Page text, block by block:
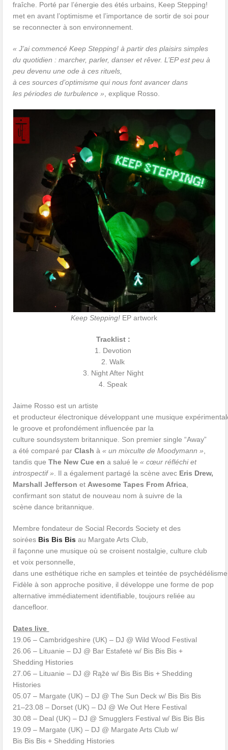
fraîche. Porté par l’énergie des étés urbains, Keep Stepping!
met en avant l’optimisme et l’importance de sortir de soi pour
se reconnecter à son environnement.
« J’ai commencé Keep Stepping! à partir des plaisirs simples
du quotidien : marcher, parler, danser et rêver. L’EP est peu à
peu devenu une ode à ces rituels,
à ces sources d’optimisme qui nous font avancer dans
les périodes de turbulence » , explique Rosso.
Keep Stepping! EP artwork
Tracklist :
1. Devotion
2. Walk
3. Night After Night
4. Speak
Jaime Rosso est un artiste
et producteur électronique développant une musique
le groove et profondément influencée par la
culture soundsystem britannique. Son premier single “Away”
a été comparé parClash à« un mixculte de Moodymann »
tandis queThe New Cue en a salué le« cœur réfléchi et
introspectif » . Il a également partagé la scène avec Eris Drew,
Marshall Jeffersonet Awesome Tapes From Africa
confirmant son statut de nouveau nom à suivre de la
scène dance britannique.
Membre fondateur de Social Records Society et des
soirées Bis Bis Bis au Margate Arts Club,
il façonne une musique où se croisent nostalgie, culture club
et voix personnelle,
dans une esthétique riche en samples et teintée de
Fidèle à son approche positive, il développe une forme de pop
alternative immédiatement identifiable, toujours reliée au
dancefloor.
Dates live
19.06 – Cambridgeshire (UK) – DJ @ Wild Wood Festival
26.06 – Lituanie – DJ @ Bar Estafetė w/ Bis Bis Bis +
Shedding Histories
27.06 – Lituanie – DJ @ Rąžė w/ Bis Bis Bis + Shedding
Histories
05.07 – Margate (UK) – DJ @ The Sun Deck w/ Bis Bis Bis
21–23.08 – Dorset (UK) – DJ @ We Out Here Festival
30.08 – Deal (UK) – DJ @ Smugglers Festival w/ Bis Bis Bis
19.09 – Margate (UK) – DJ @ Margate Arts Club w/
Bis Bis Bis + Shedding Histories